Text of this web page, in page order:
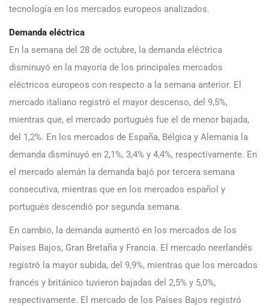
tecnología en los mercados europeos analizados.
Demanda eléctrica
En la semana del 28 de octubre, la demanda eléctrica
disminuyó en la mayoría de los principales mercados
eléctricos europeos con respecto a la semana anterior. El
mercado italiano registró el mayor descenso, del 9,5%,
mientras que, el mercado portugués fue el de menor bajada,
del 1,2%. En los mercados de España, Bélgica y Alemania la
demanda disminuyó en 2,1%, 3,4% y 4,4%, respectivamente. En
el mercado alemán la demanda bajó por tercera semana
consecutiva, mientras que en los mercados español y
portugués descendió por segunda semana.
En cambio, la demanda aumentó en los mercados de los
Países Bajos, Gran Bretaña y Francia. El mercado neerlandés
registró la mayor subida, del 9,9%, mientras que los mercados
francés y británico tuvieron bajadas del 2,5% y 5,0%,
respectivamente. El mercado de los Países Bajos registró